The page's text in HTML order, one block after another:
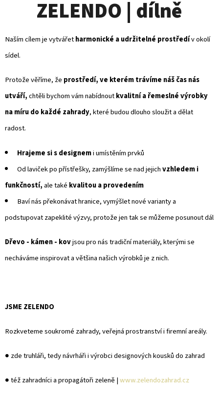
ZELENDO | dílně
Naším cílem je vytvářetharmonické a udržitelné prostředív okolí
sídel.
Protože věříme, že prostředí, ve kterém trávíme náš čas nás
utváří,chtěli bychom vám nabídnoutkvalitní a řemeslné výrobky
na míru do každé zahrady, které budou dlouho sloužit a dělat
radost.
Hrajeme si s designemi umístěním prvků
Od laviček po přístřešky, zamýšlíme se nad jejichvzhledem i
funkčností,ale také kvalitou a provedením
Baví nás překonávat hranice, vymýšlet nové varianty a
podstupovat zapeklité výzvy, protože jen tak se můžeme posunout dál
Dřevo - kámen - kovjsou pro nás tradiční materiály, kterými se
necháváme inspirovat a většina našich výrobků je z nich.
JSME ZELENDO
Rozkveteme soukromé zahrady, veřejná prostranství i firemní areály.
● zde truhláři, tedy návrháři i výrobci designových kousků do zahrad
● též zahradníci a propagátoři zeleně |www.zelendozahrad.cz